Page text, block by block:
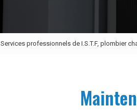
Services professionnels de I.S.T.F, plombier